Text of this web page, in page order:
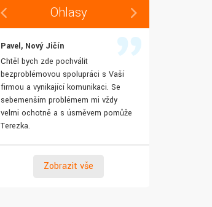
Ohlasy
Pavel, Nový Jičín
Chtěl bych zde pochválit
bezproblémovou spolupráci s Vaší
firmou a vynikající komunikaci. Se
sebemenším problémem mi vždy
velmi ochotně a s úsměvem pomůže
Terezka.
Zobrazit vše